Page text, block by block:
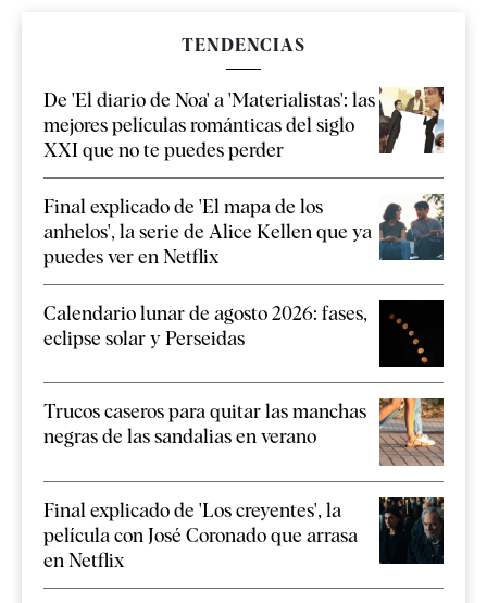
TENDENCIAS
De 'El diario de Noa' a 'Materialistas': las
mejores películas románticas del siglo
XXI que no te puedes perder
Final explicado de 'El mapa de los
anhelos', la serie de Alice Kellen que ya
puedes ver en Netflix
Calendario lunar de agosto 2026: fases,
eclipse solar y Perseidas
Trucos caseros para quitar las manchas
negras de las sandalias en verano
Final explicado de 'Los creyentes', la
película con José Coronado que arrasa
en Netflix